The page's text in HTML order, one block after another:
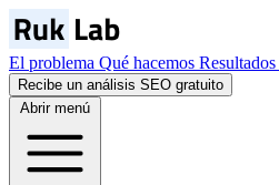
El problema Qué hacemos Resultados
Recibe un análisis SEO gratuito
Abrir menú